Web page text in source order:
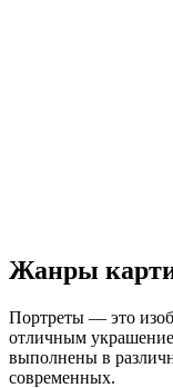
Жанры
Портреты — это
отличным
выполнены в
современных.